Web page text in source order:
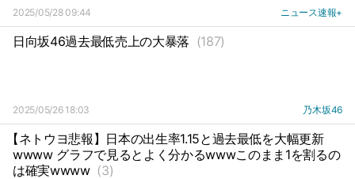
2025/05/28 09:44 ニュース速報+
日向坂46過去最低売上の大暴落 (187)
2025/05/26 18:03 乃木坂46
【ネトウヨ悲報】日本の出生率1.15と過去最低を大幅更新
wwww グラフで見るとよく分かるwwwこのまま1を割るの
は確実wwww (3)